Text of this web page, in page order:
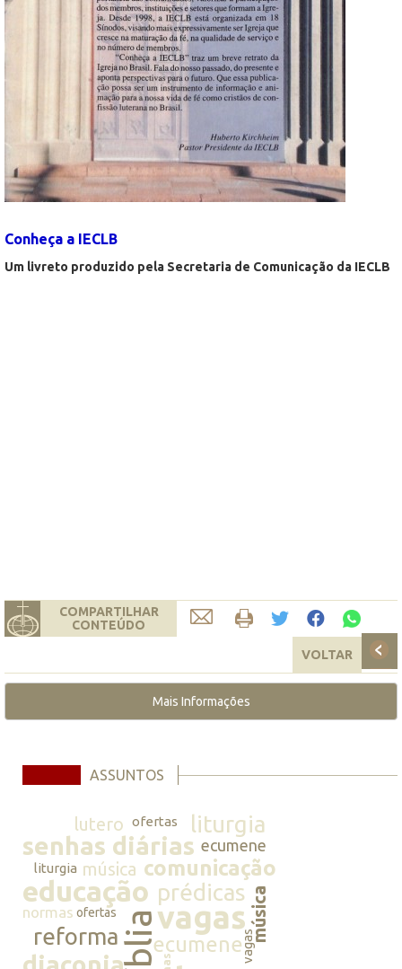
Conheça a IECLB
Um livreto produzido pela Secretaria de Comunicação da IECLB
COMPARTILHAR
CONTEÚDO
VOLTAR
Mais Informações
ASSUNTOS
lutero ofertas liturgia
senhas diárias ecumene
liturgia música comunicação
educação prédicasmúsica
normas ofertas vagas
reforma ecumenevagas